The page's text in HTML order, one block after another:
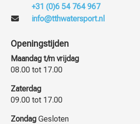
+31 (0)6 54 764 967
info@tthwatersport.nl
Openingstijden
Maandag t/m vrijdag
08.00 tot 17.00
Zaterdag
09.00 tot 17.00
Zondag Gesloten